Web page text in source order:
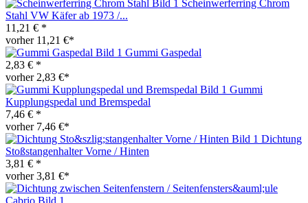
Scheinwerferring Chrom
Stahl VW Käfer ab 1973 /...
11,21 € *
vorher 11,21 €*
Gummi Gaspedal
2,83 € *
vorher 2,83 €*
Gummi
Kupplungspedal und Bremspedal
7,46 € *
vorher 7,46 €*
Dichtung
Stoßstangenhalter Vorne / Hinten
3,81 € *
vorher 3,81 €*